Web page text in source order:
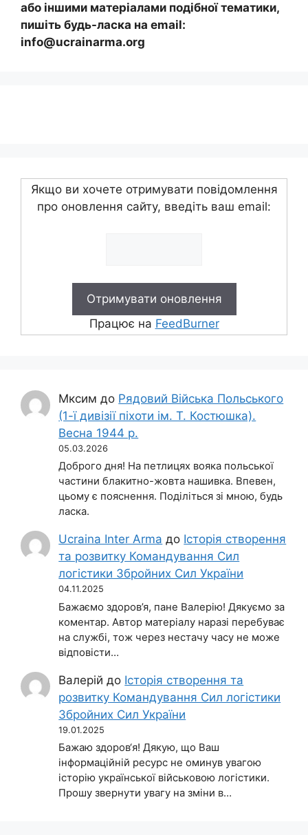
або іншими матеріалами подібної тематики,
пишіть будь-ласка на email:
info@ucrainarma.org
Якщо ви хочете отримувати повідомлення
про оновлення сайту, введіть ваш email:
Працює на FeedBurner
Мксим до Рядовий Війська Польського
(1-ї дивізії піхоти ім. Т. Костюшка).
Весна 1944 р.
05.03.2026
Доброго дня! На петлицях вояка польської
частини блакитно-жовта нашивка. Впевен,
цьому є пояснення. Поділіться зі мною, будь
ласка.
Ucraina Inter Arma до Історія створення
та розвитку Командування Сил
логістики Збройних Сил України
04.11.2025
Бажаємо здоров’я, пане Валерію! Дякуємо за
коментар. Автор матеріалу наразі перебуває
на службі, тож через нестачу часу не може
відповісти…
Валерій до Історія створення та
розвитку Командування Сил логістики
Збройних Сил України
19.01.2025
Бажаю здоров‘я! Дякую, що Ваш
інформаційній ресурс не оминув увагою
історію української військовою логістики.
Прошу звернути увагу на зміни в…